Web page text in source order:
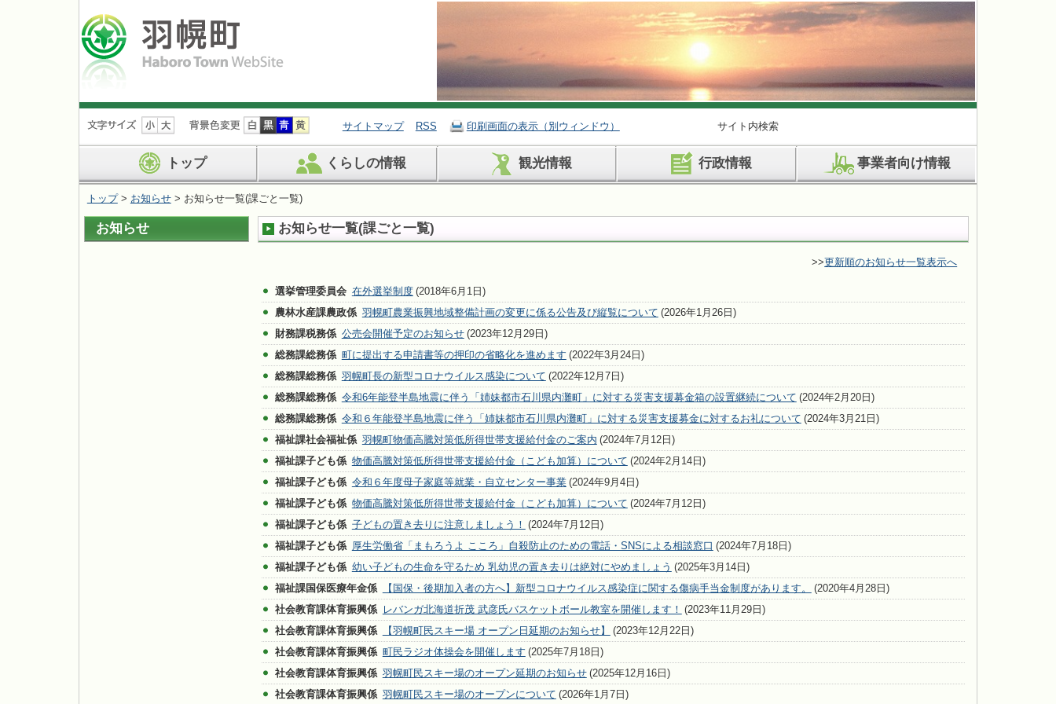
ナ
ビ
ョ
ン
を
飛
ば
サイトマップ RSS 印刷画面の表示（別ウィンドウ） サイト内検索
トップ くらしの情報 観光情報 行政情報 事業者向け情報
トップ> お知らせ> お知らせ一覧(課ごと一覧)
お知らせ一覧(課ごと一覧)
>>更新順のお知らせ一覧表示へ
選挙管理委員会 在外選挙制度 (2018年6月1日)
農林水産課農政係 羽幌町農業振興地域整備計画の変更に係る公告及び縦覧について (2026年1月26日)
財務課税務係 公売会開催予定のお知らせ (2023年12月29日)
総務課総務係 町に提出する申請書等の押印の省略化を進めます (2022年3月24日)
総務課総務係 羽幌町長の新型コロナウイルス感染について (2022年12月7日)
総務課総務係 令和6年能登半島地震に伴う「姉妹都市石川県内灘町」に対する災害支援募金箱の設置継続について (2024年2月20日)
総務課総務係 令和６年能登半島地震に伴う「姉妹都市石川県内灘町」に対する災害支援募金に対するお礼について (2024年3月21日)
福祉課社会福祉係 羽幌町物価高騰対策低所得世帯支援給付金のご案内 (2024年7月12日)
福祉課子ども係 物価高騰対策低所得世帯支援給付金（こども加算）について (2024年2月14日)
福祉課子ども係 令和６年度母子家庭等就業・自立センター事業 (2024年9月4日)
福祉課子ども係 物価高騰対策低所得世帯支援給付金（こども加算）について (2024年7月12日)
福祉課子ども係 子どもの置き去りに注意しましょう！ (2024年7月12日)
福祉課子ども係 厚生労働省「まもろうよ こころ」自殺防止のための電話・SNSによる相談窓口 (2024年7月18日)
福祉課子ども係 幼い子どもの生命を守るため 乳幼児の置き去りは絶対にやめましょう (2025年3月14日)
福祉課国保医療年金係
【国保・後期加入者の方へ】新型コロナウイルス感染症に関する傷病手当金制度があります。
(2020年4月28日)
社会教育課体育振興係 レバンガ北海道折茂 武彦氏バスケットボール教室を開催します！ (2023年11月29日)
社会教育課体育振興係
【羽幌町民スキー場 オープン日延期のお知らせ】
(2023年12月22日)
社会教育課体育振興係 町民ラジオ体操会を開催します (2025年7月18日)
社会教育課体育振興係 羽幌町民スキー場のオープン延期のお知らせ (2025年12月16日)
社会教育課体育振興係 羽幌町民スキー場のオープンについて (2026年1月7日)
お知らせ